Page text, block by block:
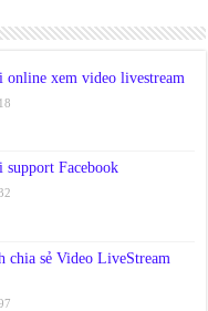
online xem video livestream
support Facebook
chia sẻ Video LiveStream